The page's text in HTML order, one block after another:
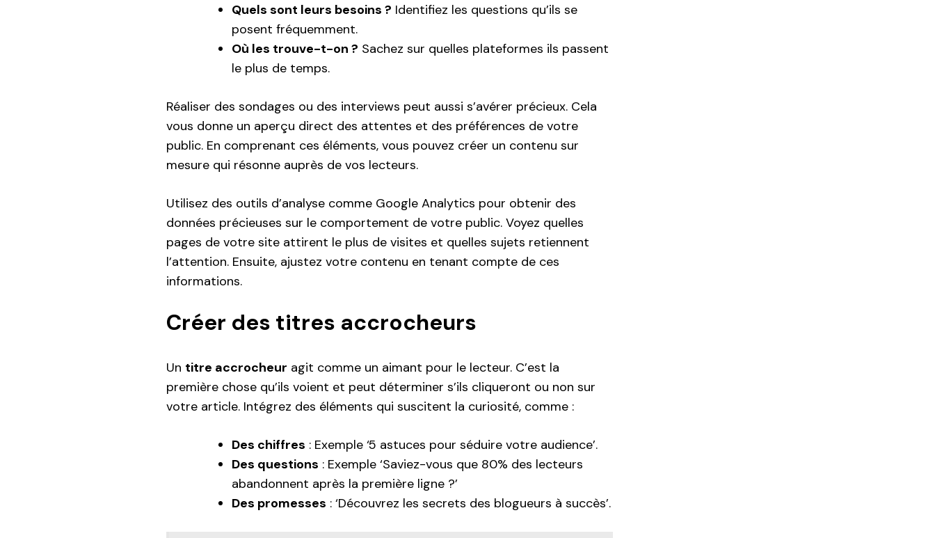
Quels sont leurs besoins ? Identifiez les questions qu’ils se
posent fréquemment.
Où les trouve-t-on ? Sachez sur quelles plateformes ils passent
le plus de temps.
Réaliser des sondages ou des interviews peut aussi s’avérer précieux. Cela
vous donne un aperçu direct des attentes et des préférences de votre
public. En comprenant ces éléments, vous pouvez créer un contenu sur
mesure qui résonne auprès de vos lecteurs.
Utilisez des outils d’analyse comme Google Analytics pour obtenir des
données précieuses sur le comportement de votre public. Voyez quelles
pages de votre site attirent le plus de visites et quelles sujets retiennent
l’attention. Ensuite, ajustez votre contenu en tenant compte de ces
informations.
Créer des titres accrocheurs
Un titre accrocheur agit comme un aimant pour le lecteur. C’est la
première chose qu’ils voient et peut déterminer s’ils cliqueront ou non sur
votre article. Intégrez des éléments qui suscitent la curiosité, comme :
Des chiffres : Exemple ‘5 astuces pour séduire votre audience’.
Des questions : Exemple ‘Saviez-vous que 80% des lecteurs
abandonnent après la première ligne ?’
Des promesses : ‘Découvrez les secrets des blogueurs à succès’.